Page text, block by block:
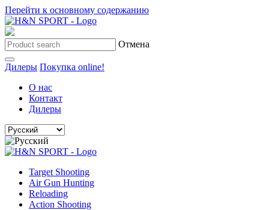
Перейти к основному содержанию
Отмена
Дилеры Покупка online!
О нас
Контакт
Дилеры
Target Shooting
Air Gun Hunting
Reloading
Action Shooting